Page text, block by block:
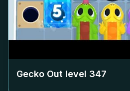
Gecko Out level 347